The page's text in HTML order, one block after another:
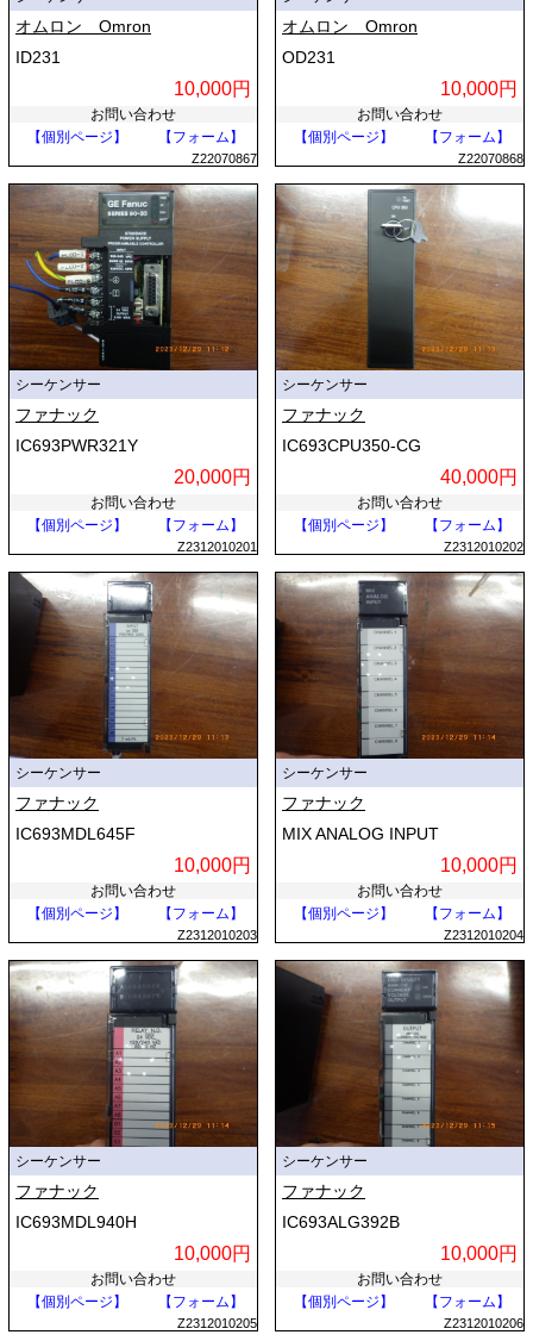
オムロン Omron
ID231
10,000円
お問い合わせ
【個別ページ】
【フォーム】
Z22070867
オムロン Omron
OD231
10,000円
お問い合わせ
【個別ページ】
【フォーム】
Z22070868
シーケンサー
ファナック
IC693PWR321Y
20,000円
お問い合わせ
【個別ページ】
【フォーム】
Z2312010201
シーケンサー
ファナック
IC693CPU350-CG
40,000円
お問い合わせ
【個別ページ】
【フォーム】
Z2312010202
シーケンサー
ファナック
IC693MDL645F
10,000円
お問い合わせ
【個別ページ】
【フォーム】
Z2312010203
シーケンサー
ファナック
MIX ANALOG INPUT
10,000円
お問い合わせ
【個別ページ】
【フォーム】
Z2312010204
シーケンサー
ファナック
IC693MDL940H
10,000円
お問い合わせ
【個別ページ】
【フォーム】
Z2312010205
シーケンサー
ファナック
IC693ALG392B
10,000円
お問い合わせ
【個別ページ】
【フォーム】
Z2312010206